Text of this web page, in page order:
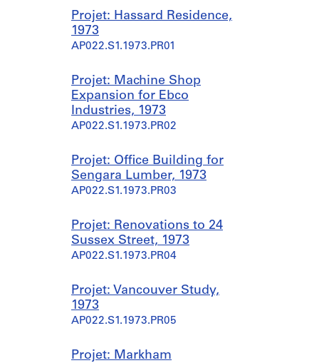
Projet: Hassard Residence,
1973
AP022.S1.1973.PR01
Projet: Machine Shop
Expansion for Ebco
Industries, 1973
AP022.S1.1973.PR02
Projet: Office Building for
Sengara Lumber, 1973
AP022.S1.1973.PR03
Projet: Renovations to 24
Sussex Street, 1973
AP022.S1.1973.PR04
Projet: Vancouver Study,
1973
AP022.S1.1973.PR05
Projet: Markham